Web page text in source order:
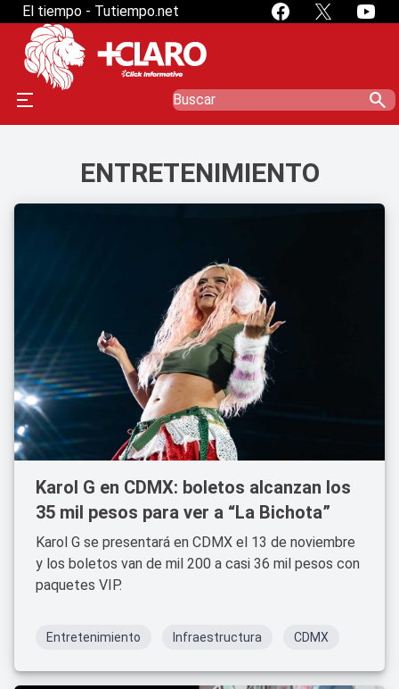
El tiempo - Tutiempo.net
search
ENTRETENIMIENTO
Karol G en CDMX: boletos alcanzan los
35 mil pesos para ver a “La Bichota”
Karol G se presentará en CDMX el 13 de noviembre
y los boletos van de mil 200 a casi 36 mil pesos con
paquetes VIP.
Entretenimiento Infraestructura CDMX